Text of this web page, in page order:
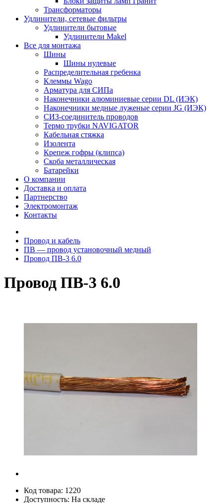
Трансформаторы
Удлинители, сетевые фильтры
Удлинители бытовые
Удлинители Makel
Все для монтажа
Шины
Шины нулевые
Распределительная гребенка
Клеммы Wago
Арматура для СИПа
Наконечники алюминиевые серии DL (ИЭК)
Наконечники медные луженые серии JG (ИЭК)
СИЗ-соединитель проводов
Термо трубки NAVIGATOR
Кабельная стяжка
Изолента
Крепеж гофры (клипса)
Скоба металлическая
Батарейки
О компании
Доставка и оплата
Партнерство
Электромонтаж
Контакты
Провод и кабель
ПВ ― провод установочный медный
Провод ПВ-3 6.0
Провод ПВ-3 6.0
Код товара: 1220
Доступность: На складе